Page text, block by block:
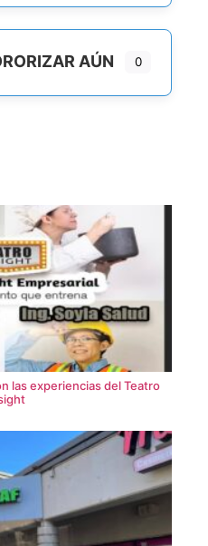
AÚN 0
las experiencias del Teatro